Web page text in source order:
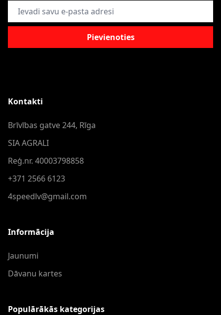
E-pasta adrese
Pievienoties
Kontakti
Brīvības gatve 244, Rīga
SIA AGRALI
Reģ.nr. 40003798858
+371 2566 6123
4speedlv@gmail.com
Informācija
Jaunumi
Dāvanu kartes
Populārākās kategorijas